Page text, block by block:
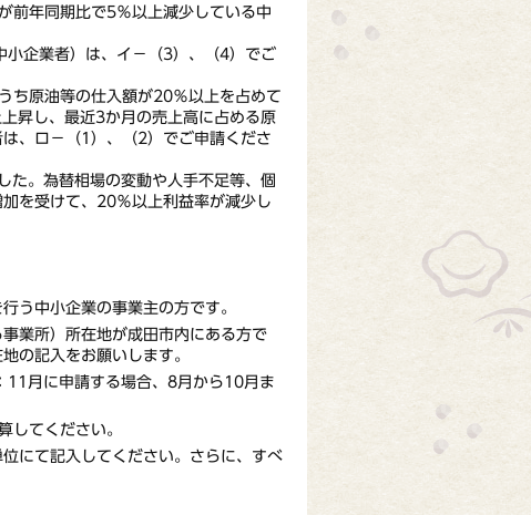
前年同期比で5％以上減少している中
企業者） は、イ－（3）、（4）でご
ち原油等の仕入額が20％以上を占めて
昇し、最近3か月の売上高に占める原
、ロ－（1）、（2）でご申請くださ
。為替相場の変動や人手不足等、個
を受けて、20％以上利益率が減少し
う中小企業の事業主の方です。
業所）所在地が成田市内にある方で
の記入をお願いします。
11月に申請する場合、8月から10月ま
してください。
にて記入してください。さらに、すべ